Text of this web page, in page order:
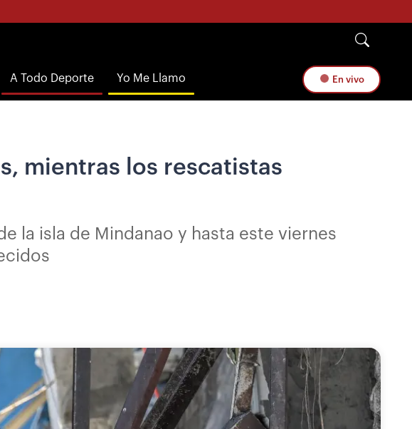
A Todo Deporte Yo Me Llamo En vivo
mientras los rescatistas
la isla de Mindanao y hasta este viernes